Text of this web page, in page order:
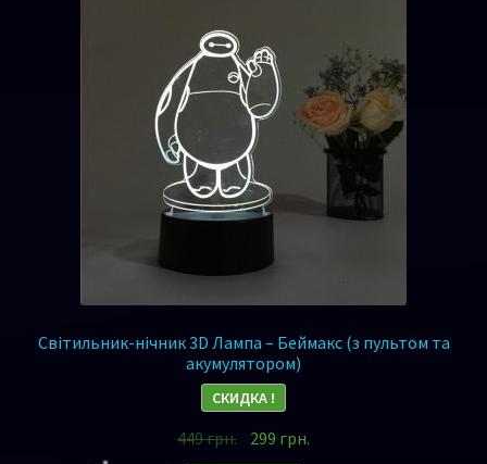
Світильник-нічник 3D Лампа – Беймакс (з пультом та
акумулятором)
СКИДКА !
449грн. 299 грн.